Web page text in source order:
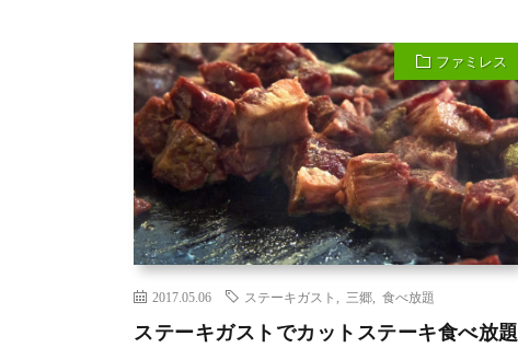
ファミレス
2017.05.06 ステーキガスト 三郷 食べ放題
ステーキガストでカットステーキ食べ放題